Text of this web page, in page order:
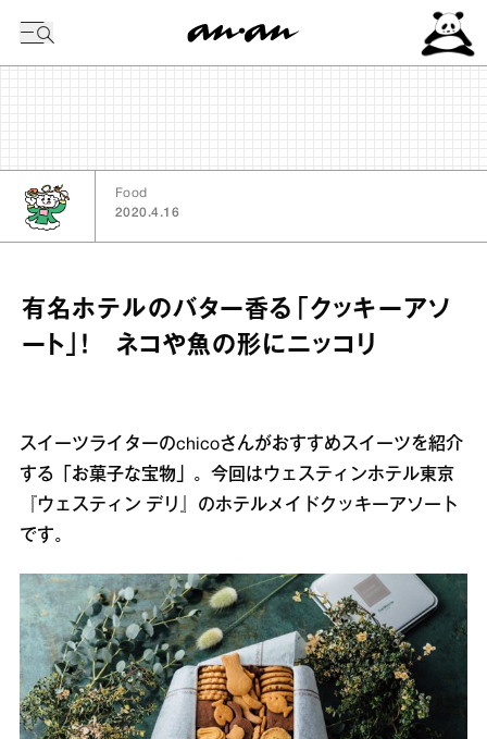
Food
2020.4.16
有名ホテルのバター香る「クッキーアソ
ート」！ ネコや魚の形にニッコリ
スイーツライターのchicoさんがおすすめスイーツを紹介
する「お菓子な宝物」。今回はウェスティンホテル東京
『ウェスティン デリ』のホテルメイドクッキーアソート
です。